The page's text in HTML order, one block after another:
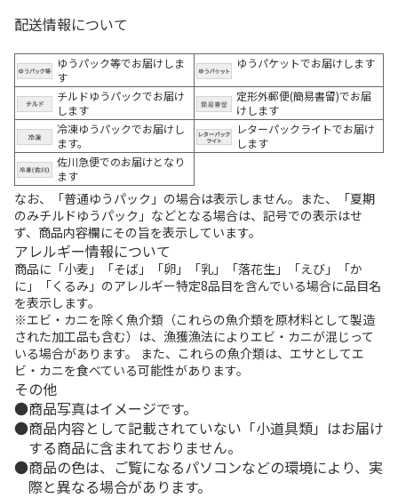
配送情報について
ゆうパック等でお届けしま
す
ゆうパケットでお届けします
チルドゆうパックでお届け
します
定形外郵便(簡易書留)でお届
けします
冷凍ゆうパックでお届けし
ます。
レターパックライトでお届け
します
佐川急便でのお届けとなり
ます
なお、「普通ゆうパック」の場合は表示しません。また、「夏期
のみチルドゆうパック」などとなる場合は、記号での表示はせ
ず、商品内容欄にその旨を表示しています。
アレルギー情報について
商品に「小麦」「そば」「卵」「乳」「落花生」「えび」「か
に」「くるみ」のアレルギー特定8品目を含んでいる場合に品目名
を表示します。
※エビ・カニを除く魚介類（これらの魚介類を原材料として製造
された加工品も含む）は、漁獲漁法によりエビ・カニが混じって
いる場合があります。 また、これらの魚介類は、エサとしてエ
ビ・カニを食べている可能性があります。
その他
商品写真はイメージです。
商品内容として記載されていない「小道具類」はお届け
する商品に含まれておりません。
商品の色は、ご覧になるパソコンなどの環境により、実
際と異なる場合があります。